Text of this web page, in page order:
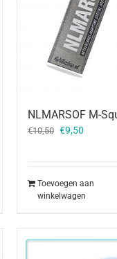
NLMARSOF M-
€10,50 €9,50
Toevoegen aan
winkelwagen